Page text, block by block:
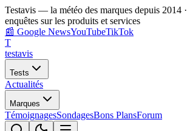
Testavis — la météo des marques depuis 2014
enquêtes sur les produits et services
📰 Google NewsYouTubeTikTok
T
testavis
Tests
Actualités
Marques
TémoignagesSondagesBons PlansForum